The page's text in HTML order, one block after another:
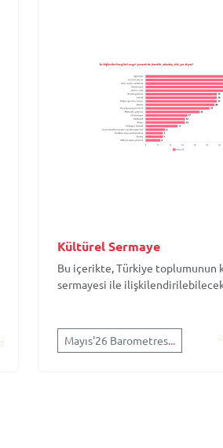
Kültürel Sermaye
Bu içerikte, Türkiye toplumunun
sermayesi ile ilişkilendirilebilecek
Mayıs'26 Barometres...